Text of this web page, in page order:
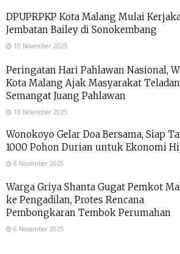
DPUPRPKP Kota Malang Mulai
Jembatan Bailey di Sonokembang
10 November 2025
Peringatan Hari Pahlawan Nasional,
Kota Malang Ajak Masyarakat
Semangat Juang Pahlawan
10 November 2025
Wonokoyo Gelar Doa Bersama, Siap
1000 Pohon Durian untuk Ekonomi
8 November 2025
Warga Griya Shanta Gugat Pemkot
ke Pengadilan, Protes Rencana
Pembongkaran Tembok Perumahan
6 November 2025